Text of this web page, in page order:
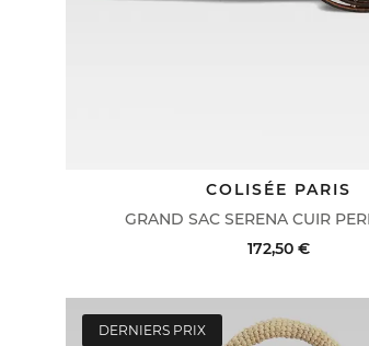
GRAND SAC SERENA CUIR
COLISÉE PARIS
172,50 €
ACHAT RAPIDE VOIR LE
DERNIERS PRIX